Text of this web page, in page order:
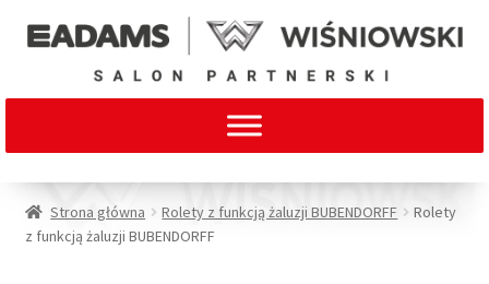
Strona główna Rolety z funkcją żaluzji BUBENDORFF
Rolety
z funkcją żaluzji BUBENDORFF